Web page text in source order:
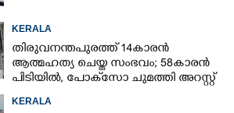
KERALA
തിരുവനന്തപുരത്ത് 14കാരൻ
ആത്മഹത്യ ചെയ്ത സംഭവം; 58കാരൻ
പിടിയിൽ, പോക്‌സോ ചുമത്തി അറസ്റ്റ്
KERALA